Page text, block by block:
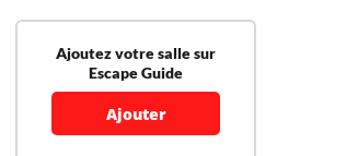
Ajoutez votre salle sur
Escape Guide
Ajouter